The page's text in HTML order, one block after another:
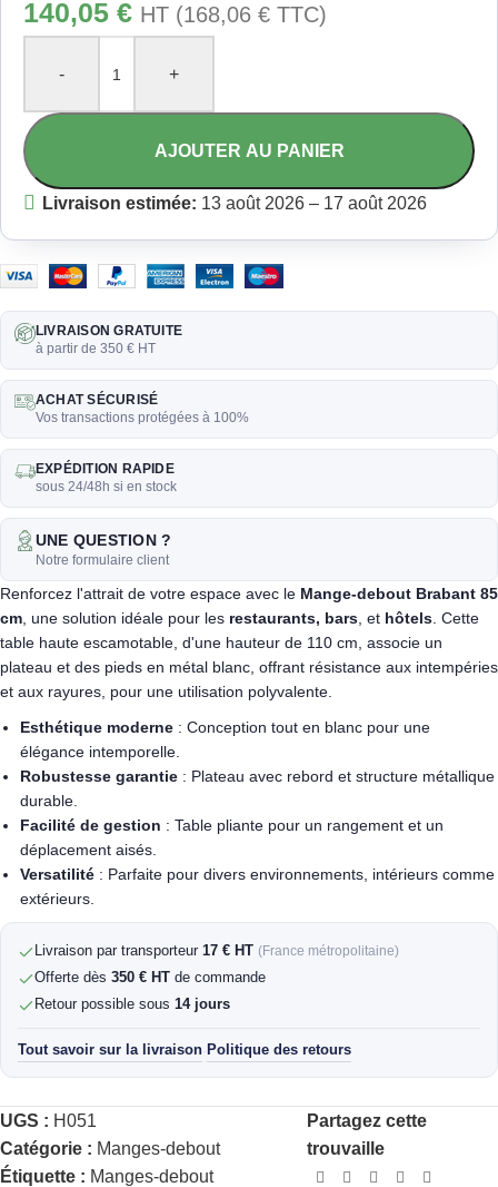
140,05 € HT (168,06 € TTC)
- +
AJOUTER AU PANIER
Livraison estimée: 13 août 2026 – 17 août 2026
LIVRAISON GRATUITE
à partir de 350 € HT
ACHAT SÉCURISÉ
Vos transactions protégées à 100%
EXPÉDITION RAPIDE
sous 24/48h si en stock
UNE QUESTION ?
Notre formulaire client
Renforcez l'attrait de votre espace avec le Mange-debout Brabant 85
cm , une solution idéale pour les restaurants, bars , et hôtels . Cette
table haute escamotable, d'une hauteur de 110 cm, associe un
plateau et des pieds en métal blanc, offrant résistance aux intempéries
et aux rayures, pour une utilisation polyvalente.
Esthétique moderne : Conception tout en blanc pour une
élégance intemporelle.
Robustesse garantie : Plateau avec rebord et structure métallique
durable.
Facilité de gestion : Table pliante pour un rangement et un
déplacement aisés.
Versatilité : Parfaite pour divers environnements, intérieurs comme
extérieurs.
Livraison par transporteur 17 € HT (France métropolitaine)
Offerte dès 350 € HT de commande
Retour possible sous 14 jours
Tout savoir sur la livraison· Politique des retours
UGS : H051
Catégorie : Manges-debout
Étiquette : Manges-debout
Partagez cette
trouvaille